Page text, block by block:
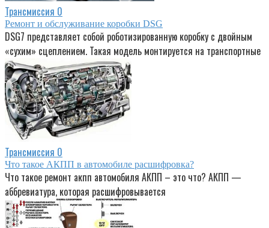
Трансмиссия 0
Ремонт и обслуживание коробки DSG
DSG7 представляет собой роботизированную коробку с двойным
«сухим» сцеплением. Такая модель монтируется на транспортные
Трансмиссия 0
Что такое АКПП в автомобиле расшифровка?
Что такое ремонт акпп автомобиля АКПП – это что? АКПП —
аббревиатура, которая расшифровывается